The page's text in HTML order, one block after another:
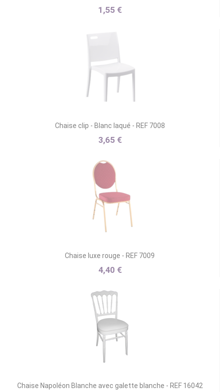
1,55 €
Chaise clip - Blanc laqué - REF 7008
3,65 €
Chaise luxe rouge - REF 7009
4,40 €
Chaise Napoléon Blanche avec galette blanche - REF 16042